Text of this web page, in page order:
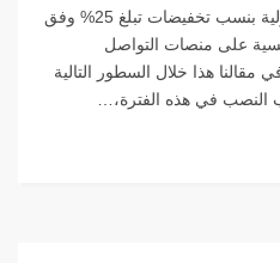
المعروفة، ومنصات التجارة الدولية بنسب تخفيضات تبلغ 25% وفق
على منصات التواصل
هذا خلال السطور التالية
النصب في هذه الفترة،…